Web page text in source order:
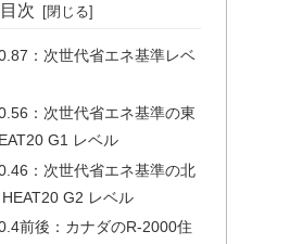
目次
：次世代省エネ基準レベ
：次世代省エネ基準の東
G1 レベル
：次世代省エネ基準の北
G2 レベル
前後：カナダのR-2000住